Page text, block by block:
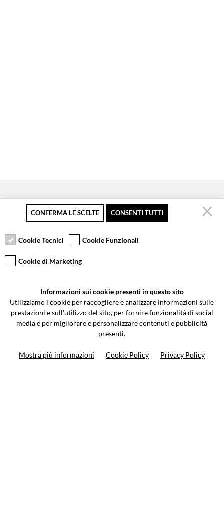
Pagamento sicuro
Resi gratuiti fino a 30
Servizio clienti
Via Galileo Galilei 5 | Verano Brianza (MB) 20843 | ITALY
0362-805407-info@valtermoto.com
CONFERMA LE SCELTE CONSENTI TUTTI
Cookie Tecnici Cookie Funzionali
Cookie di Marketing
Informazioni sui cookie presenti in questo sito
Utilizziamo i cookie per raccogliere e analizzare informazioni sulle
prestazioni e sull'utilizzo del sito, per fornire funzionalità di social
media e per migliorare e personalizzare contenuti e pubblicità
presenti.
Mostra più informazioni Cookie Policy Privacy Policy